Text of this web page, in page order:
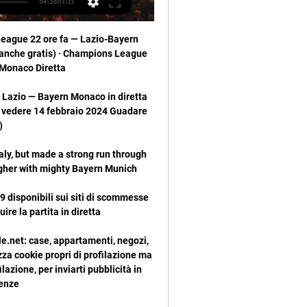
- Bayern Munich in diretta streaming gratis 18 ore fa — Diretta Tv: Lazio - Bayern Munich in diretta streaming gratis. Lazio-Bayern Monaco dove vederla: Sky, Canale 5 o Amazon Prime Video? Canale ...

Città in lutto per la morte di Giovanni Monticelli, ultimo partigiano cremasco. Il funerale si terrà domani 2 novembre, alle ore 9.30, presso la chiesa della santissima Trinità. Alla moglie Carla, ai figli Giuseppe con Manuela e Fiorenza con Ivan le condoglianze della redazione.

Santa Maria al Bagno, Nardò, Lecce, Salento, Puglia. Nell'incantevole cornice di Santa Maria al Bagno, località marina di Nardò, a pochi metri dal mare, Casa Service Plus propone rifinitissima soluzione indipendente, ad angolo di strada, posta al piano terra.

Quattrocentesca masseria fortificata, la Masseria Pagani, oasi di relax, è incastonata come una perla in un territorio ricco da vivere. Cultura e barocco a pochi passi nel centro storico di Nardò, natura e preistoria nel vicinissimo Parco regionale di Porto Selvaggio e la grotta del Cavallo.

Etymologie, Etimología, Étymologie, Etimologia, Etymology - FR Frankreich, Francia, France, Francia, France - Diktionär, Diccionario, Dictionnaire, Dizionario.

Le eccellenze del territorio a La Vita in Diretta Estate Passerella televisiva di dodici minuti per il territorio ovadese. Il giornalista Giuseppe Di Tommaso ha portato nel più importante salotto televisivo della prima rete nazionale i rappresentanti delle principali attività locali.

francavilla fontana 06.15 22.25 telese 09.40 02.05 ceglie messapica 06.40 22.45 benevento 10.10 02.30 martina franca 07.00 23.05 grottaminarda 10.45 03.00 locorotondo 07.10 23.15 bari 12.50 05.30 alberobello 07.20 23.25 casamassima 13.25 05.45 noci 07.35 23.40 turi 13.40 05.55

Calcio RSM, La Fiorita batte il Pennarossa 2-0. Hurrà Virtus ai danni del Cosmos Pareggio tra Murata e Folgore (1-1). Il Faetano batte la Juvenes Dogana 2-0

Il Cittadella sbanca il Picco di La Spezia 2-1 e accede alle semifinali dei playoff di Serie B dove affronterà il Benevento. Moncini sblocca il risultato al 22'; Maggiore pareggia per i liguri al 52' a seguito a uno svarione di Benedetti, ma i veneti si riportano avanti al 66' ancora con l'attaccante pistoiese, che insacca in rete.

Bari, vittoria di misura contro il Rotonda. Pubblicato Quotidiano di Bari il 17 Dicembre 2018. Categorie . Sport; Tags . Sesta vittoria di fila per i biancorossi di mister Cornacchini che hanno battuto i neroverdi di Giovanni Baratto con il risultato di 1a2.

Il live di Italia Paesi Bassi risultati in diretta (e live video streaming online) in tempo reale, inizia il 4.6.2018. alle 18:45 UTC a Allianz Stadium, Turin, Italy in Int. Friendly Games, World.

AC Nardò Brindisi in diretta: scopri i risultati della partita AC Nardò Brindisi live e segui i tabellini in diretta AC Nardò Brindisi grazie al nostro livescore. Partita di Serie D - Girone H giocata il 20/10/19 13:00

Sono due centrocampisti e un trequartista gli acquisti del Novara nell’ultimo giorno di calciomercato: sono Claudio Zappa, classe 1997, proveniente dalla Juventus U23 (10 presenze e un gol), mentre lo scorso anno ha giocato nella Pistoiese (23 partite); e Simone Bastoni, classe 1996, che era allo Spezia (3 presenze). Cresciuto con i liguri.

Lo Schiaccianoci Alegre Corrêa Quartet Danza classica in diretta al teatro Rainerum. Jazzkonzert im Brixner Anreiterkeller. Il Teatro Rainerum si pone all’interno dell’attività culturale cittadina e provinciale non quale semplice teatro, bensì quale laboratorio di sperimentazione di proposte culturali innovative per l’intera cittadinanza.

Francesco Albano dedicò la sua intera vita all’insegnamento e all’accrescimento culturale dei suoi compaesani. Chi lo